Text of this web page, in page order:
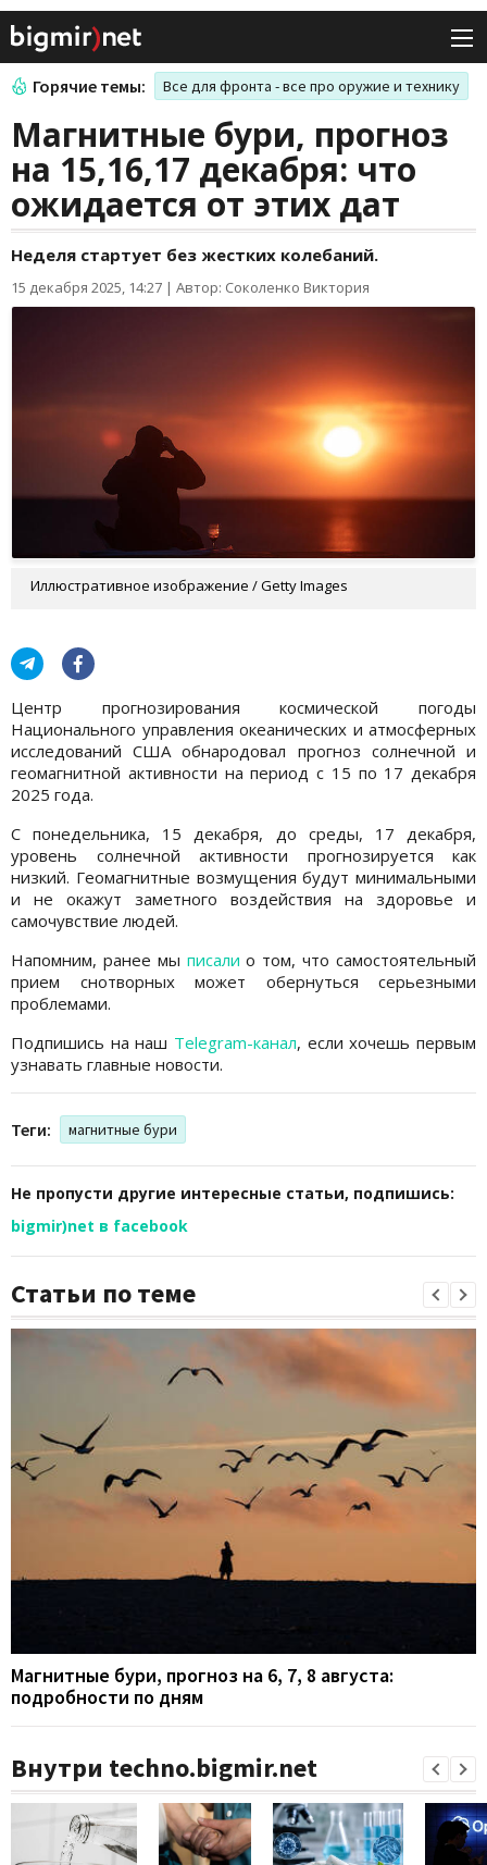
Горячие темы: Все для фронта - все про оружие и технику
Магнитные бури, прогноз
на 15,16,17 декабря: что
ожидается от этих дат
Неделя стартует без жестких колебаний.
15 декабря 2025, 14:27 | Автор: Соколенко Виктория
Иллюстративное изображение / Getty Images
Центр прогнозирования космической погоды
Национального управления океанических и атмосферных
исследований США обнародовал прогноз солнечной и
геомагнитной активности на период с 15 по 17 декабря
2025 года.
С понедельника, 15 декабря, до среды, 17 декабря,
уровень солнечной активности прогнозируется как
низкий. Геомагнитные возмущения будут минимальными
и не окажут заметного воздействия на здоровье и
самочувствие людей.
Напомним, ранее мы писали о том, что самостоятельный
прием снотворных может обернуться серьезными
проблемами.
Подпишись на наш Telegram-канал, если хочешь первым
узнавать главные новости.
Теги: магнитные бури
Не пропусти другие интересные статьи, подпишись:
bigmir)net в facebook
Статьи по теме
Магнитные бури, прогноз на 6, 7, 8 августа:
подробности по дням
Внутри techno.bigmir.net